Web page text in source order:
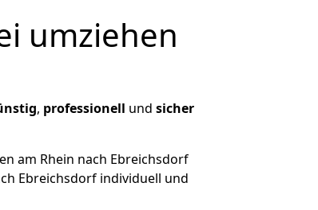
umziehen
, professionell und sicher
am Rhein nach Ebreichsdorf
Ebreichsdorf individuell und